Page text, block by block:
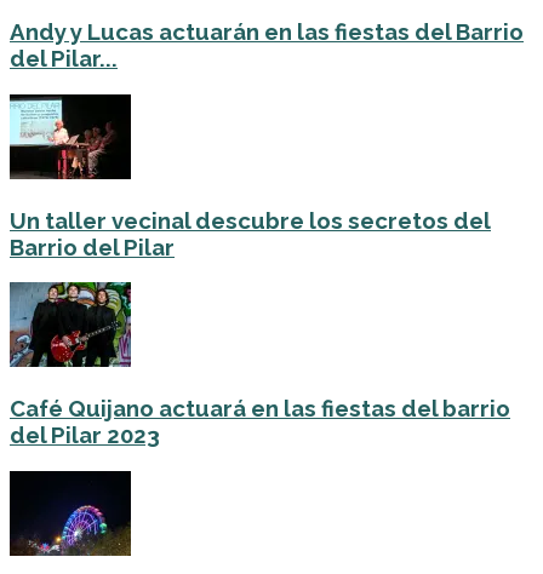
Andy y Lucas actuarán en las fiestas del Barrio
del Pilar...
Un taller vecinal descubre los secretos del
Barrio del Pilar
Café Quijano actuará en las fiestas del barrio
del Pilar 2023